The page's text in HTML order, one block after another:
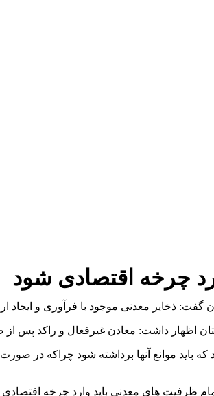
چرخه اقتصادی شود
گفت: ذخایر معدنی موجود با فرآوری و
اظهار داشت: معادن غیرفعال و راکد پس از
باید موانع آنها برداشته شود چراکه در
ظرفیت های معدنی باید وارد چرخه اقتصادی